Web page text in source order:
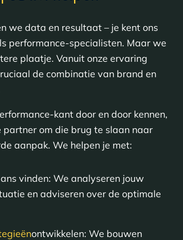
we data en resultaat – je kent ons
performance-specialisten. Maar we
plaatje. Vanuit onze ervaring
de combinatie van brand en
kant door en door kennen,
partner om die brug te slaan naar
aanpak. We helpen je met:
vinden: We analyseren jouw
en adviseren over de optimale
ontwikkelen: We bouwen